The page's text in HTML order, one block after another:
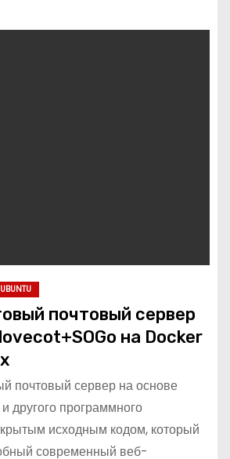
UBUNTU
почтовый сервер
на Docker
почтовый сервер на основе
другого программного
исходным кодом, который
современный веб-